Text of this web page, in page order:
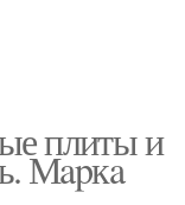
плиты и
Мapкa